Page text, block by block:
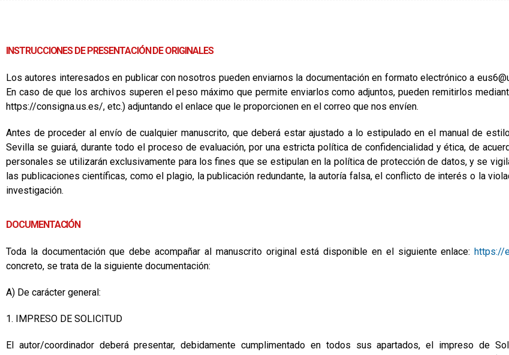
INSTRUCCIONES DE PRESENTACIÓN DE ORIGINALES
Los autores interesados en publicar con nosotros pueden enviarnos la documentación en formato electrónico a
En caso de que los archivos superen el peso máximo que permite enviarlos como adjuntos, pueden remitirlos
https://consigna.us.es/, etc.) adjuntando el enlace que le proporcionen en el correo que nos envíen.
Antes de proceder al envío de cualquier manuscrito, que deberá estar ajustado a lo estipulado en el manual de
Sevilla se guiará, durante todo el proceso de evaluación, por una estricta política de confidencialidad y ética, de
personales se utilizarán exclusivamente para los fines que se estipulan en la política de protección de datos, y se
las publicaciones científicas, como el plagio, la publicación redundante, la autoría falsa, el conflicto de interés o la
investigación.
DOCUMENTACIÓN
Toda la documentación que debe acompañar al manuscrito original está disponible en el siguiente enlace:https://
concreto, se trata de la siguiente documentación:
A) De carácter general:
1. IMPRESO DE SOLICITUD
El autor/coordinador deberá presentar, debidamente cumplimentado en todos sus apartados, el impreso de